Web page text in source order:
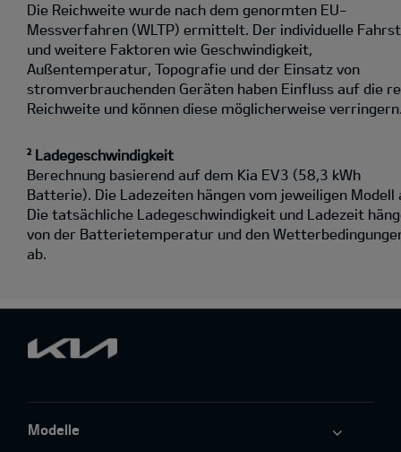
Die Reichweite wurde nach dem genormten EU-
Messverfahren (WLTP) ermittelt. Der individuelle
und weitere Faktoren wie Geschwindigkeit,
Außentemperatur, Topografie und der Einsatz von
stromverbrauchenden Geräten haben Einfluss auf die
Reichweite und können diese möglicherweise
² Ladegeschwindigkeit
Berechnung basierend auf dem Kia EV3 (58,3 kWh
Batterie). Die Ladezeiten hängen vom jeweiligen Modell
Die tatsächliche Ladegeschwindigkeit und Ladezeit
von der Batterietemperatur und den
ab.
Modelle